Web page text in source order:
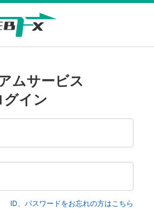
ムサービス
グイン
ID、パスワードをお忘れの方はこちら